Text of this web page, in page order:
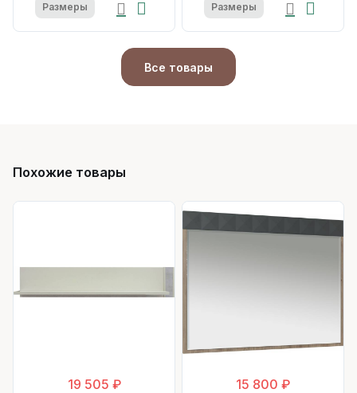
Размеры Размеры
Все товары
Похожие товары
19 505 ₽ 15 800 ₽